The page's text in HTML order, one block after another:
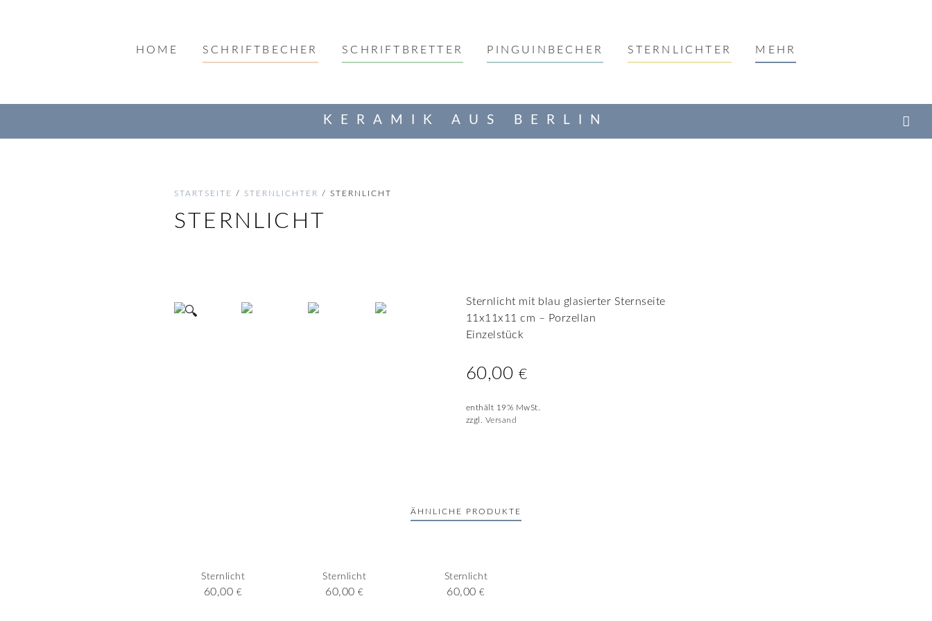
KERAMIK AUS BERLIN
HOME SCHRIFTBECHER SCHRIFTBRETTER PINGUINBECHER STERNLICHTER MEHR
STARTSEITE / STERNLICHTER / STERNLICHT
🔍
STERNLICHT
Sternlicht mit blau glasierter Sternseite
11x11x11 cm – Porzellan
Einzelstück
60,00 €
enthält 19% MwSt.
zzgl. Versand
ÄHNLICHE PRODUKTE
Sternlicht
60,00 €
Sternlicht
60,00€
Sternlicht
60,00€